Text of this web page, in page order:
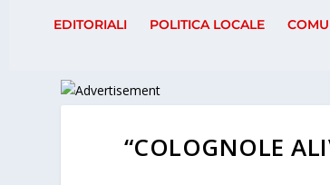
EDITORIALI POLITICA LOCALE
“COLOGNOLE